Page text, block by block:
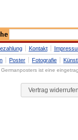
Kontakt
Poster Fotografie
ist eine
Vertrag